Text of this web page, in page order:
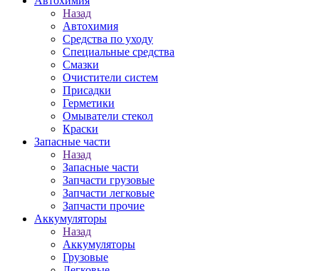
Назад
Автохимия
Средства по уходу
Специальные средства
Смазки
Очистители систем
Присадки
Герметики
Омыватели стекол
Краски
Запасные части
Назад
Запасные части
Запчасти грузовые
Запчасти легковые
Запчасти прочие
Аккумуляторы
Назад
Аккумуляторы
Грузовые